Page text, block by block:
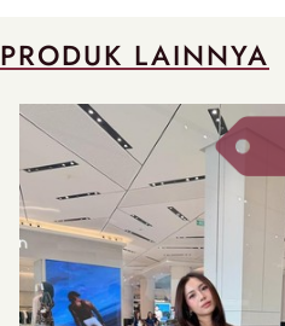
PRODUK LAINNYA